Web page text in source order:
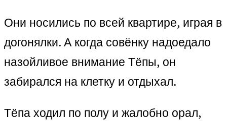
Они носились по всей квартире, играя в
догонялки. А когда совёнку надоедало
назойливое внимание Тёпы, он
забирался на клетку и отдыхал.
Тёпа ходил по полу и жалобно орал,